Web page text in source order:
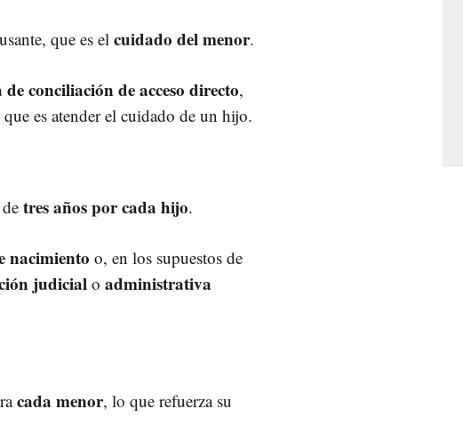
que es el cuidado del menor.
conciliación de acceso directo,
es atender el cuidado de un hijo.
tres años por cada hijo.
nacimiento o, en los supuestos de
judicialo administrativa
cada menor, lo que refuerza su